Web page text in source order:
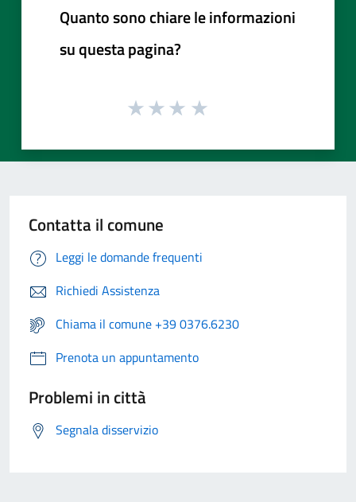
Quanto sono chiare le informazioni
su questa pagina?
Contatta il comune
Leggi le domande frequenti
Richiedi Assistenza
Chiama il comune +39 0376.6230
Prenota un appuntamento
Problemi in città
Segnala disservizio